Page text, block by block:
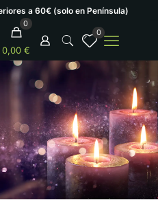
a 60€ (solo en Península)
0
0,00 €
0